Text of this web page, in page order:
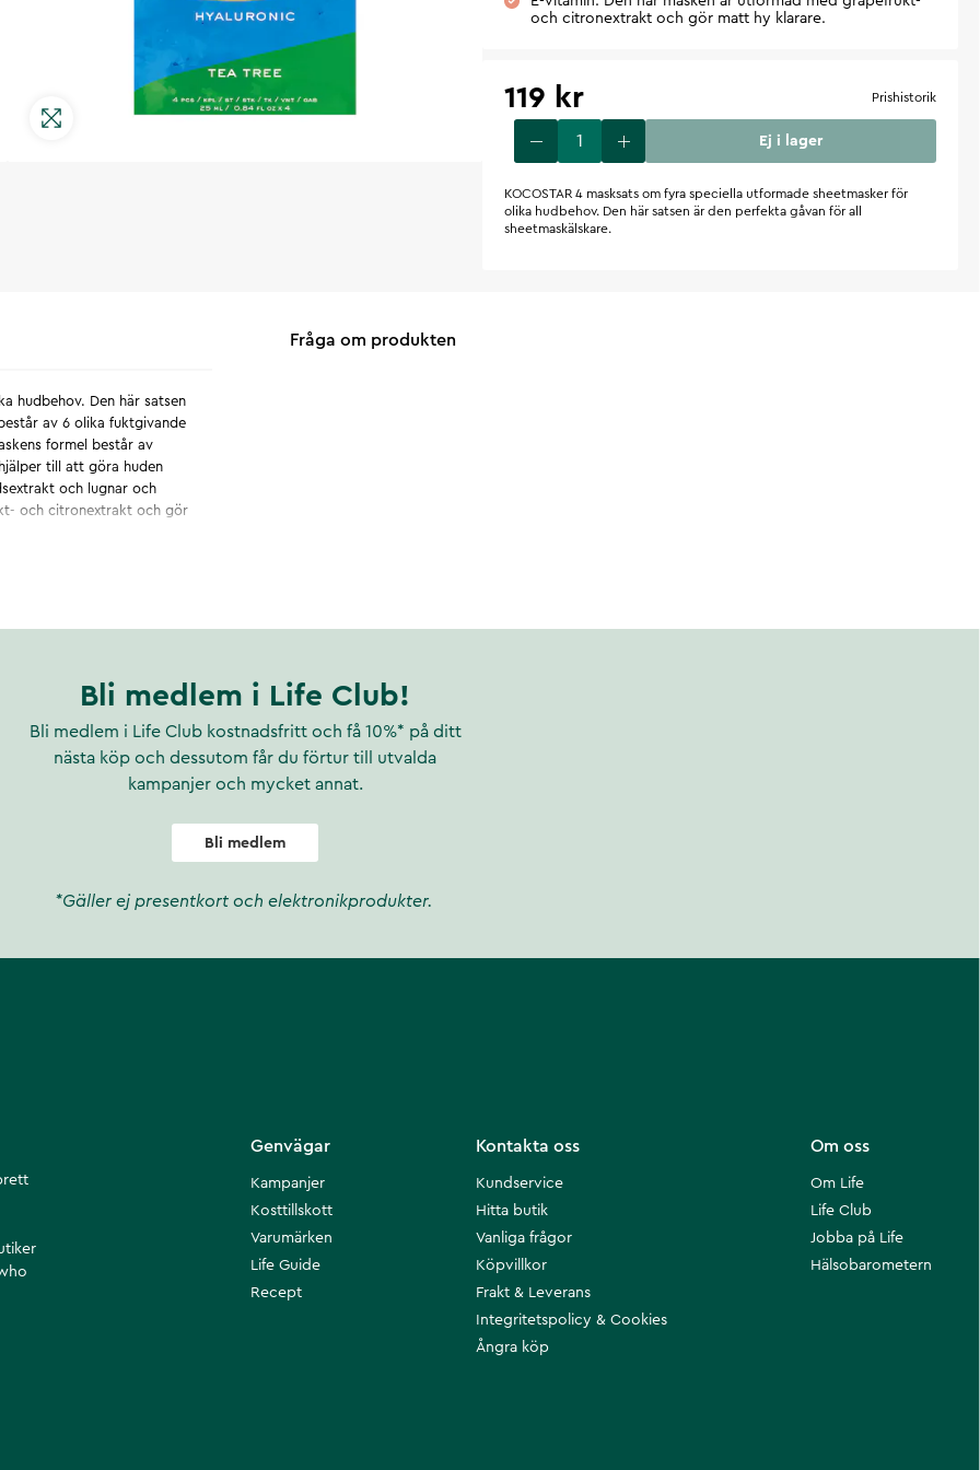
och citronextrakt och gör matt hy klarare.
119 kr Prishistorik
Ej i lager
KOCOSTAR 4 masksats om fyra speciella utformade sheetmasker för
olika hudbehov. Den här satsen är den perfekta gåvan för all
sheetmaskälskare.
hudbehov. Den här satsen
av 6 olika fuktgivande
formel består av
till att göra huden
och lugnar och
och citronextrakt och gör
Fråga om produkten
Bli medlem i Life Club!
Bli medlem i Life Club kostnadsfritt och få 10%* på ditt
nästa köp och dessutom får du förtur till utvalda
kampanjer och mycket annat.
Bli medlem
*Gäller ej presentkort och elektronikprodukter.
Om oss
Om Life
Life Club
Jobba på Life
Hälsobarometern
Kontakta oss
Kundservice
Hitta butik
Vanliga frågor
Köpvillkor
Frakt & Leverans
Integritetspolicy & Cookies
Ångra köp
Genvägar
Kampanjer
Kosttillskott
Varumärken
Life Guide
Recept